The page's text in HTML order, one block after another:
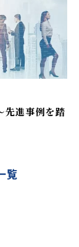
先進事例を踏
覧